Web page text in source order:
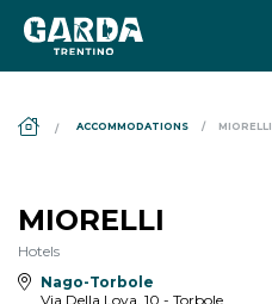
ACCOMMODATIONS MIORELLI
MIORELLI
Hotels
Nago-Torbole
Via Della Lova, 10 - Torbole